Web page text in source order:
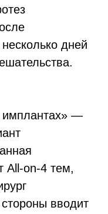
дней
имплантах» —
All-on-4 тем,
вводит